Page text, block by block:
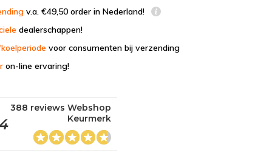
v.a. €49,50 order in Nederland!
dealerschappen!
voor consumenten bij verzending
on-line ervaring!
388 reviews Webshop
Keurmerk